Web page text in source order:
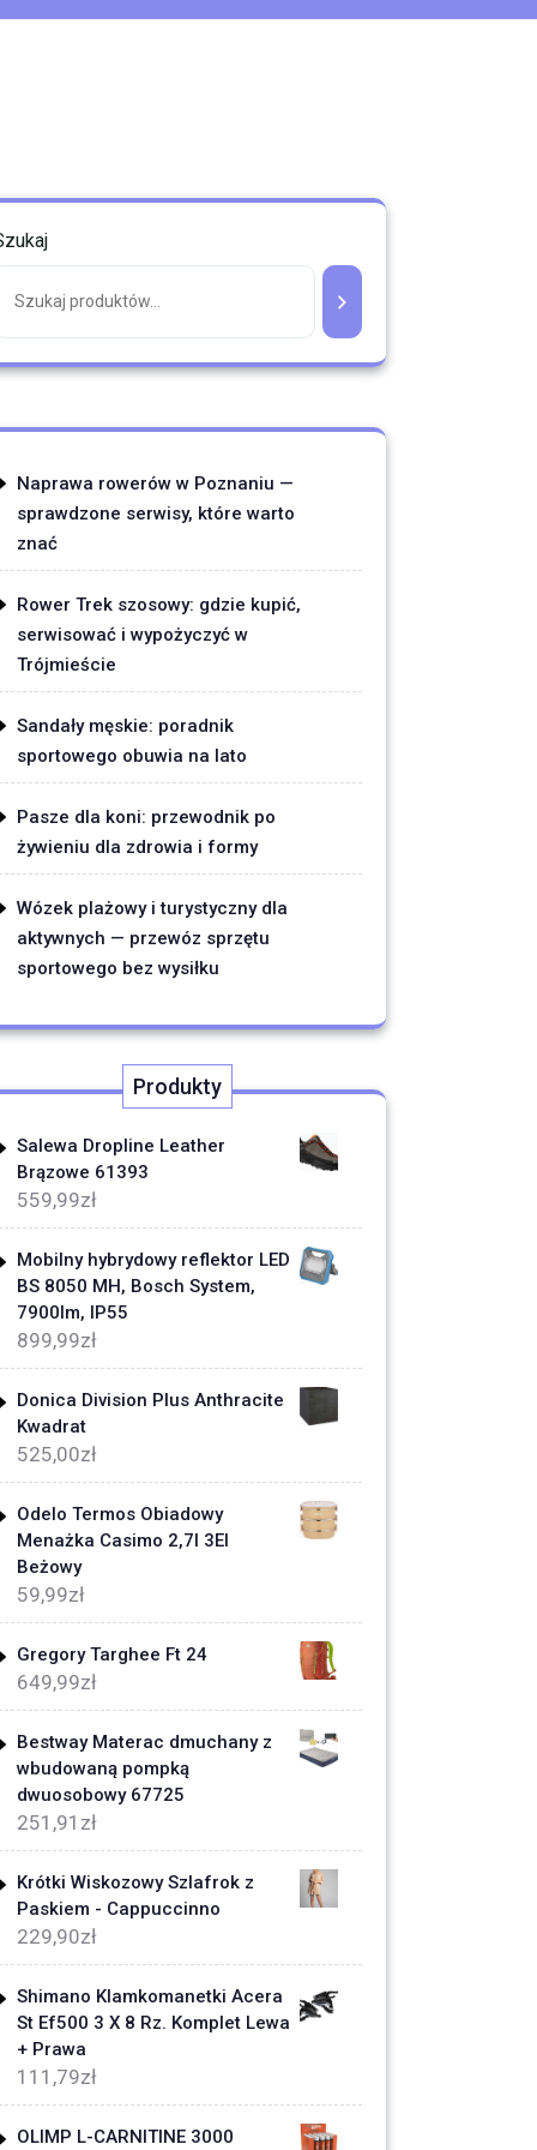
Naprawa rowerów w Poznaniu —
sprawdzone serwisy, które warto
znać
Rower Trek szosowy: gdzie kupić,
serwisować i wypożyczyć w
Trójmieście
Sandały męskie: poradnik
sportowego obuwia na lato
Pasze dla koni: przewodnik po
żywieniu dla zdrowia i formy
Wózek plażowy i turystyczny dla
aktywnych — przewóz sprzętu
sportowego bez wysiłku
Produkty
Salewa Dropline Leather
Brązowe 61393
559,99zł
Mobilny hybrydowy reflektor LED
BS 8050 MH, Bosch System,
7900lm, IP55
899,99zł
Donica Division Plus Anthracite
Kwadrat
525,00zł
Odelo Termos Obiadowy
Menażka Casimo 2,7l 3El
Beżowy
59,99zł
Gregory Targhee Ft 24
649,99zł
Bestway Materac dmuchany z
wbudowaną pompką
dwuosobowy 67725
251,91 zł
Krótki Wiskozowy Szlafrok z
Paskiem - Cappuccinno
229,90zł
Shimano Klamkomanetki Acera
St Ef500 3 X 8 Rz. Komplet Lewa
+ Prawa
111,79zł
OLIMP L-CARNITINE 3000